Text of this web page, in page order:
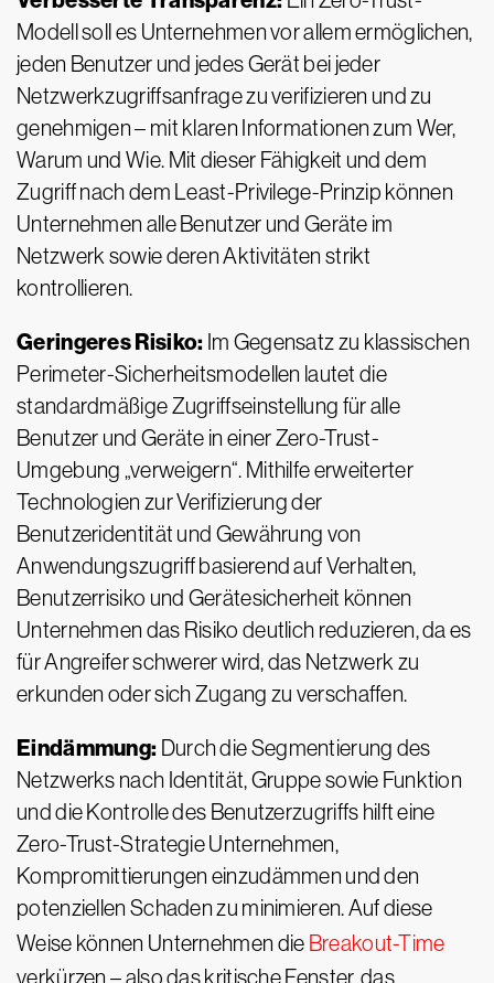
Modell soll es Unternehmen vor allem ermöglichen,
jeden Benutzer und jedes Gerät bei jeder
Netzwerkzugriffsanfrage zu verifizieren und zu
genehmigen – mit klaren Informationen zum Wer,
Warum und Wie. Mit dieser Fähigkeit und dem
Zugriff nach dem Least-Privilege-Prinzip können
Unternehmen alle Benutzer und Geräte im
Netzwerk sowie deren Aktivitäten strikt
kontrollieren.
Geringeres Risiko: Im Gegensatz zu klassischen
Perimeter-Sicherheitsmodellen lautet die
standardmäßige Zugriffseinstellung für alle
Benutzer und Geräte in einer Zero-Trust-
Umgebung „verweigern“. Mithilfe erweiterter
Technologien zur Verifizierung der
Benutzeridentität und Gewährung von
Anwendungszugriff basierend auf Verhalten,
Benutzerrisiko und Gerätesicherheit können
Unternehmen das Risiko deutlich reduzieren, da es
für Angreifer schwerer wird, das Netzwerk zu
erkunden oder sich Zugang zu verschaffen.
Eindämmung: Durch die Segmentierung des
Netzwerks nach Identität, Gruppe sowie Funktion
und die Kontrolle des Benutzerzugriffs hilft eine
Zero-Trust-Strategie Unternehmen,
Kompromittierungen einzudämmen und den
potenziellen Schaden zu minimieren. Auf diese
Weise können Unternehmen die Breakout-Time
verkürzen – also das kritische Fenster, das